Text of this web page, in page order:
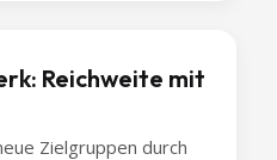
Reichweite mit
Zielgruppen durch